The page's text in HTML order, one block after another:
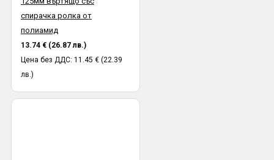
спирачка ролка от
полиамид
13.74 € (26.87 лв.)
Цена без ДДС: 11.45 € (22.39
лв.)